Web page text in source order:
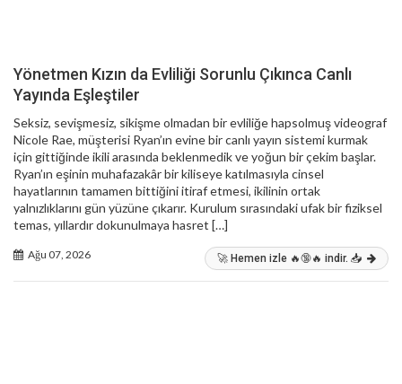
Yönetmen Kızın da Evliliği Sorunlu Çıkınca Canlı
Yayında Eşleştiler
Seksiz, sevişmesiz, sikişme olmadan bir evliliğe hapsolmuş videograf
Nicole Rae, müşterisi Ryan’ın evine bir canlı yayın sistemi kurmak
için gittiğinde ikili arasında beklenmedik ve yoğun bir çekim başlar.
Ryan’ın eşinin muhafazakâr bir kiliseye katılmasıyla cinsel
hayatlarının tamamen bittiğini itiraf etmesi, ikilinin ortak
yalnızlıklarını gün yüzüne çıkarır. Kurulum sırasındaki ufak bir fiziksel
temas, yıllardır dokunulmaya hasret […]
Ağu 07, 2026 🚀 Hemen izle 🔥🔞🔥 indir. 📥